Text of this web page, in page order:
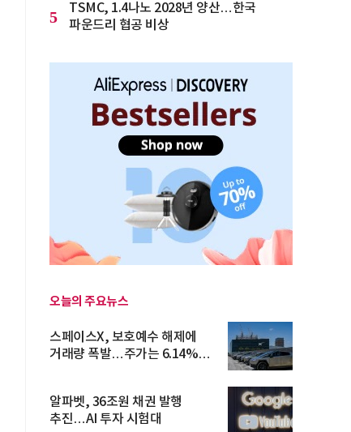
5
TSMC, 1.4나노 2028년 양산…한국
파운드리 협공 비상
오늘의 주요뉴스
스페이스X, 보호예수 해제에
거래량 폭발…주가는 6.14%
알파벳, 36조원 채권 발행
추진…AI 투자 시험대